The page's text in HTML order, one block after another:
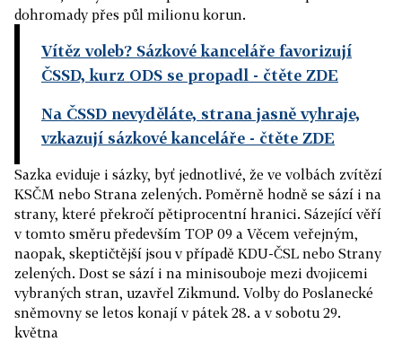
dohromady přes půl milionu korun.
Vítěz voleb? Sázkové kanceláře favorizují
ČSSD, kurz ODS se propadl - čtěte ZDE
Na ČSSD nevyděláte, strana jasně vyhraje,
vzkazují sázkové kanceláře - čtěte ZDE
Sazka eviduje i sázky, byť jednotlivé, že ve volbách zvítězí
KSČM nebo Strana zelených. Poměrně hodně se sází i na
strany, které překročí pětiprocentní hranici. Sázející věří
v tomto směru především TOP 09 a Věcem veřejným,
naopak, skeptičtější jsou v případě KDU-ČSL nebo Strany
zelených. Dost se sází i na minisouboje mezi dvojicemi
vybraných stran, uzavřel Zikmund. Volby do Poslanecké
sněmovny se letos konají v pátek 28. a v sobotu 29.
května